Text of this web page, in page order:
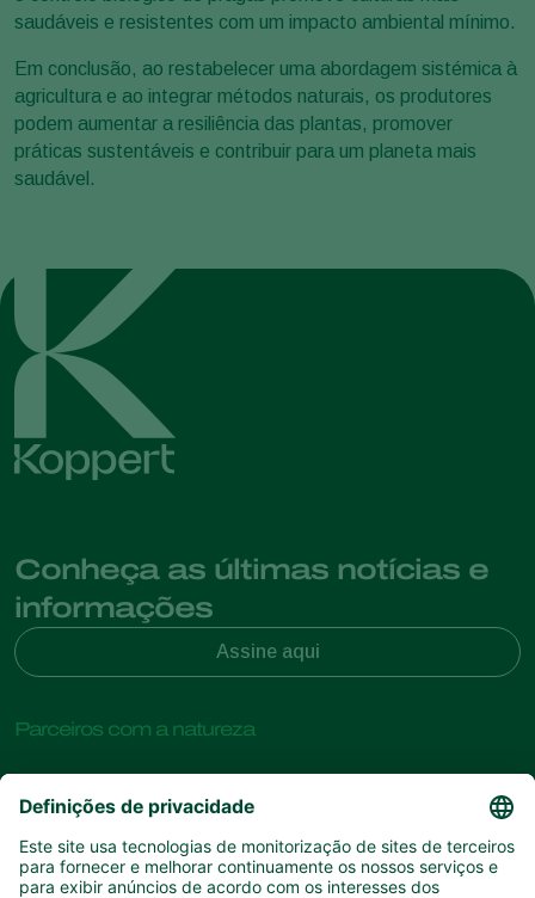
saudáveis e resistentes com um impacto ambiental mínimo.
Em conclusão, ao restabelecer uma abordagem sistémica à
agricultura e ao integrar métodos naturais, os produtores
podem aumentar a resiliência das plantas, promover
práticas sustentáveis e contribuir para um planeta mais
saudável.
Conheça as últimas notícias e
informações
Assine aqui
Parceiros com a natureza
Insectos predadores
Vespas Parasitoides
Nemátodes benéficos
Sobre a Koppert
Sobre a Koppert
Centro de informações
Links de Interesse